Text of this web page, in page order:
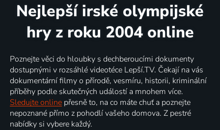
Nejlepší irské olympijské
hry z roku 2004 online
Poznejte věci do hloubky s dechberoucími dokumenty
dostupnými v rozsáhlé videotéce Lepší.TV. Čekají na vás
dokumentární filmy o přírodě, vesmíru, historii, kriminální
příběhy podle skutečných událostí a mnohem více.
Sledujte online přesně to, na co máte chuť a poznejte
nepoznané přímo z pohodlí vašeho domova. Z pestré
nabídky si vybere každý.